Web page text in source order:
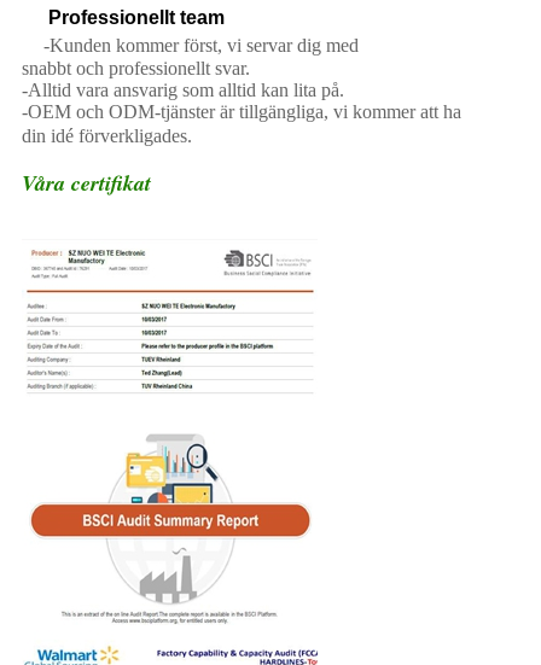
Professionellt team
-Kunden kommer först, vi servar dig med
snabbt och professionellt svar.
-Alltid vara ansvarig som alltid kan lita på.
-OEM och ODM-tjänster är tillgängliga, vi kommer att ha
din idé förverkligades.
Våra certifikat